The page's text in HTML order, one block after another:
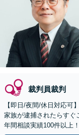
裁判員裁判
【即日/夜間/休日対応可
家族が逮捕されたらすぐ
年間相談実績100件以上